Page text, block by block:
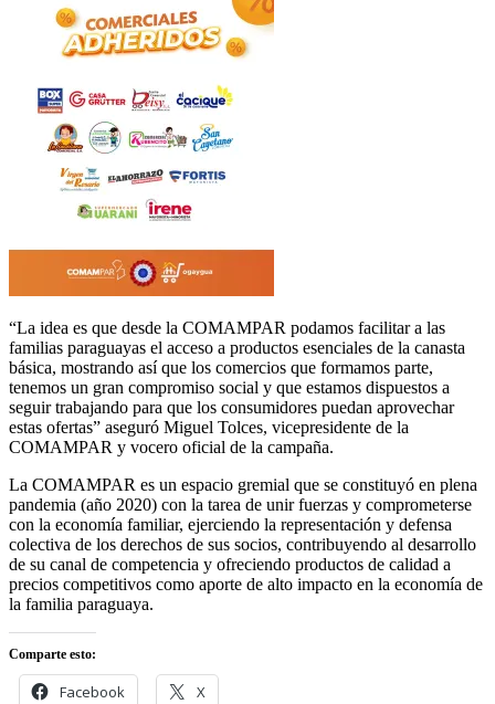
“La idea es que desde la COMAMPAR podamos facilitar a las
familias paraguayas el acceso a productos esenciales de la canasta
básica, mostrando así que los comercios que formamos parte,
tenemos un gran compromiso social y que estamos dispuestos a
seguir trabajando para que los consumidores puedan aprovechar
estas ofertas” aseguró Miguel Tolces, vicepresidente de la
COMAMPAR y vocero oficial de la campaña.
La COMAMPAR es un espacio gremial que se constituyó en plena
pandemia (año 2020) con la tarea de unir fuerzas y comprometerse
con la economía familiar, ejerciendo la representación y defensa
colectiva de los derechos de sus socios, contribuyendo al desarrollo
de su canal de competencia y ofreciendo productos de calidad a
precios competitivos como aporte de alto impacto en la economía de
la familia paraguaya.
Comparte esto:
Facebook X